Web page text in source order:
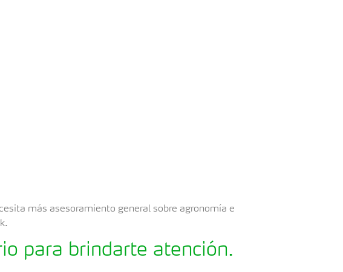
más asesoramiento general sobre agronomía e
para brindarte atención.